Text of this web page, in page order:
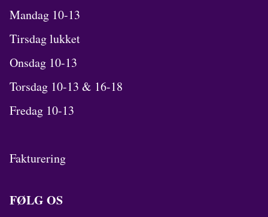
Mandag 10-13
Tirsdag lukket
Onsdag 10-13
Torsdag 10-13 & 16-18
Fredag 10-13
Fakturering
FØLG OS